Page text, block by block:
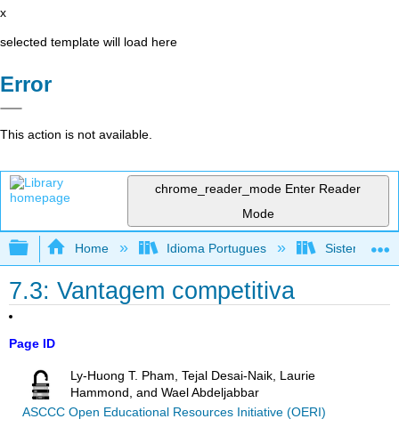
x
selected template will load here
Error
This action is not available.
chrome_reader_mode Enter Reader
Mode
Expand/collapse global hierarchy
Home Idioma Portugues Sistemas
7.3: Vantagem competitiva
Page ID
Ly-Huong T. Pham, Tejal Desai-Naik, Laurie
Hammond, and Wael Abdeljabbar
ASCCC Open Educational Resources Initiative (OERI)